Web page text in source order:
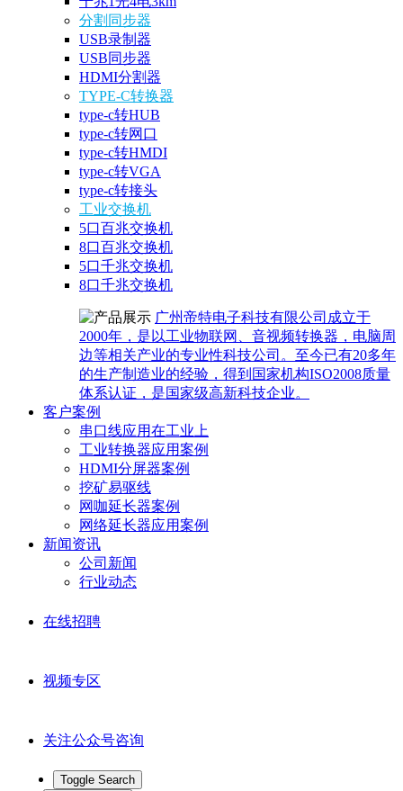
分割同步器
USB录制器
USB同步器
HDMI分割器
TYPE-C转换器
type-c转HUB
type-c转网口
type-c转HMDI
type-c转VGA
type-c转接头
工业交换机
5口百兆交换机
8口百兆交换机
5口千兆交换机
8口千兆交换机
广州帝特电子科技有限公司成立于
2000年，是以工业物联网、音视频转换器，电脑周
边等相关产业的专业性科技公司。至今已有20多年
的生产制造业的经验，得到国家机构ISO2008质量
体系认证，是国家级高新科技企业。
客户案例
串口线应用在工业上
工业转换器应用案例
HDMI分屏器案例
挖矿易驱线
网咖延长器案例
网络延长器应用案例
新闻资讯
公司新闻
行业动态
在线招聘
视频专区
关注公众号咨询
Toggle Search